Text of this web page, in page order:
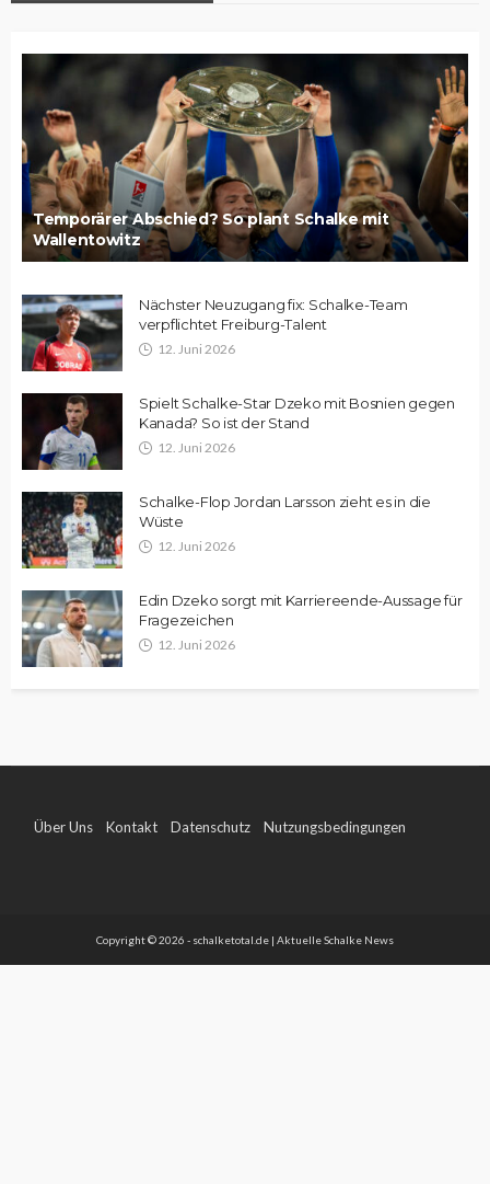
Temporärer Abschied? So plant Schalke mit
Wallentowitz
Nächster Neuzugang fix: Schalke-Team
verpflichtet Freiburg-Talent
12. Juni 2026
Spielt Schalke-Star Dzeko mit Bosnien gegen
Kanada? So ist der Stand
12. Juni 2026
Schalke-Flop Jordan Larsson zieht es in die
Wüste
12. Juni 2026
Edin Dzeko sorgt mit Karriereende-Aussage für
Fragezeichen
12. Juni 2026
Über Uns Kontakt Datenschutz Nutzungsbedingungen
Copyright © 2026 - schalketotal.de | Aktuelle Schalke News